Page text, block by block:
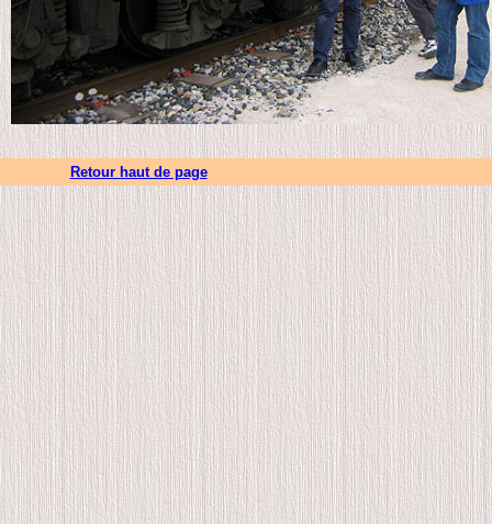
Retour haut de page